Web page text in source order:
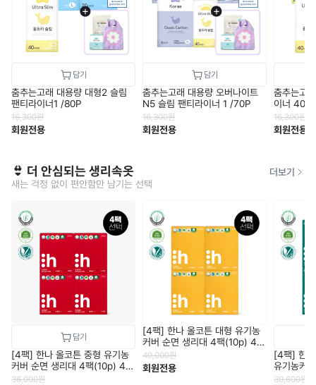
춤추는고래 대용량 대형2 슬림
팬티라이너1 /80P
16,300원
회원전용
춤추는고래 대용량 오버나이트
N5 슬림 팬티라이너 1 /70P
16,300원
회원전용
춤추는고
이너 40P
16,300원
회원전용
👙 더 안심되는 생리속옷
새는 걱정 없이 편안함만 남기는 선택
더보기
[4팩] 한나 올코튼 중형 유기농
커버 순면 생리대 4팩(10p) 40
개입
36,000원
[4팩] 한나 올코튼 대형 유기농
커버 순면 생리대 4팩(10p) 40
개입
40,000원
회원전용
[4팩] 한나
유기농커
(8p) 32개
39,600원